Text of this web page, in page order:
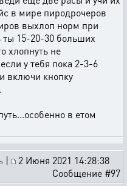
в мире пиродрочеров
выхлоп норм при
ты 15-20-30 больших
хлопнуть не
у тебя пока 2-3-6
включи кнопку
в етом
|
2 Июня 2021 14:28:38
Сообщение #97